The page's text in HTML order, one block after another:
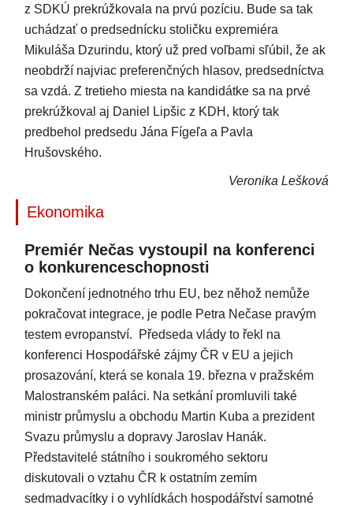
z SDKÚ prekrúžkovala na prvú pozíciu. Bude sa tak
uchádzať o predsednícku stoličku expremiéra
Mikuláša Dzurindu, ktorý už pred voľbami sľúbil, že ak
neobdrží najviac preferenčných hlasov, predsedníctva
sa vzdá. Z tretieho miesta na kandidátke sa na prvé
prekrúžkoval aj Daniel Lipšic z KDH, ktorý tak
predbehol predsedu Jána Fígeľa a Pavla
Hrušovského.
Veronika Lešková
Ekonomika
Premiér Nečas vystoupil na konferenci
o konkurenceschopnosti
Dokončení jednotného trhu EU, bez něhož nemůže
pokračovat integrace, je podle Petra Nečase pravým
testem evropanství. Předseda vlády to řekl na
konferenci Hospodářské zájmy ČR v EU a jejich
prosazování, která se konala 19. března v pražském
Malostranském paláci. Na setkání promluvili také
ministr průmyslu a obchodu Martin Kuba a prezident
Svazu průmyslu a dopravy Jaroslav Hanák.
Představitelé státního i soukromého sektoru
diskutovali o vztahu ČR k ostatním zemím
sedmadvacítky i o vyhlídkách hospodářství samotné